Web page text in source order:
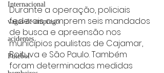
Internacional
vagas de emprego
acidentes
Futebol
Durante a operação, policiais
federais cumprem seis mandados
de busca e apreensão nos
municípios paulistas de Cajamar,
Boituva e São Paulo. Também
foram determinadas medidas